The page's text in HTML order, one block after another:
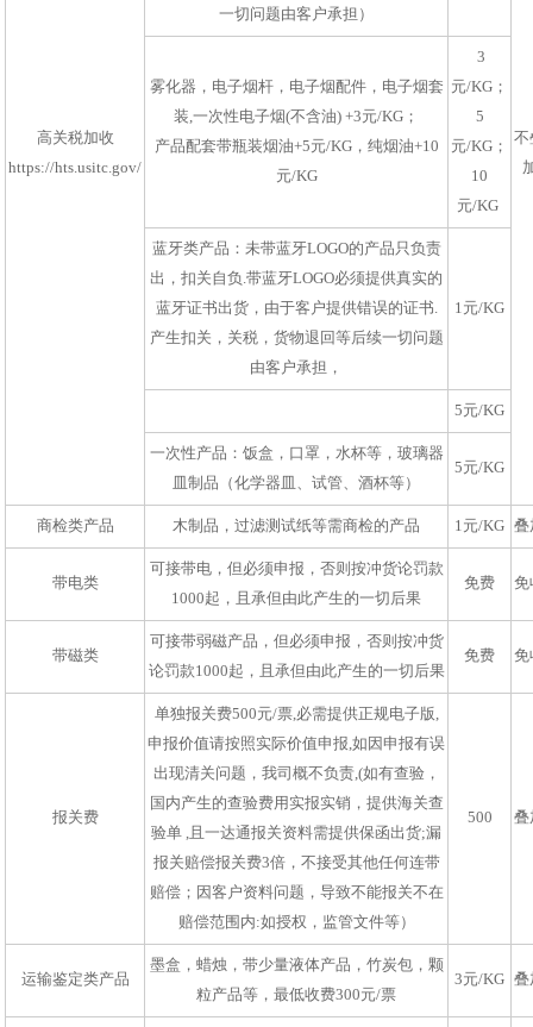
高关税加收
https://hts.usitc.gov/
不
一切问题由客户承担）
雾化器，电子烟杆，电子烟配件，电子烟套
装,一次性电子烟(不含油) +3元/KG；
产品配套带瓶装烟油+5元/KG，纯烟油+10
元/KG
3
元/KG；
5
元/KG；
10
元/KG
蓝牙类产品：未带蓝牙LOGO的产品只负责
出，扣关自负.带蓝牙LOGO必须提供真实的
蓝牙证书出货，由于客户提供错误的证书.
产生扣关，关税，货物退回等后续一切问题
由客户承担，
1元/KG
5元/KG
一次性产品：饭盒，口罩，水杯等，玻璃器
皿制品（化学器皿、试管、酒杯等）
5元/KG
商检类产品 木制品，过滤测试纸等需商检的产品 1元/KG 叠
带电类
可接带电，但必须申报，否则按冲货论罚款
1000起，且承但由此产生的一切后果
免费 免
带磁类
可接带弱磁产品，但必须申报，否则按冲货
论罚款1000起，且承但由此产生的一切后果
免费 免
报关费
单独报关费500元/票,必需提供正规电子版,
申报价值请按照实际价值申报,如因申报有误
出现清关问题，我司概不负责,(如有查验，
国内产生的查验费用实报实销，提供海关查
验单 ,且一达通报关资料需提供保函出货;漏
报关赔偿报关费3倍，不接受其他任何连带
赔偿；因客户资料问题，导致不能报关不在
赔偿范围内:如授权，监管文件等）
500 叠
运输鉴定类产品
墨盒，蜡烛，带少量液体产品，竹炭包，颗
粒产品等，最低收费300元/票
3元/KG 叠